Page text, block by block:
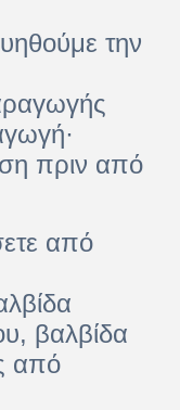
την
πριν από
από
βαλβίδα
από